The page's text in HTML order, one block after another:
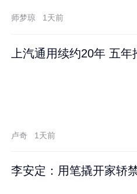
师梦琼 1天前
上汽通用续约20年 五
卢奇 1天前
李安定：用笔撬开家轿